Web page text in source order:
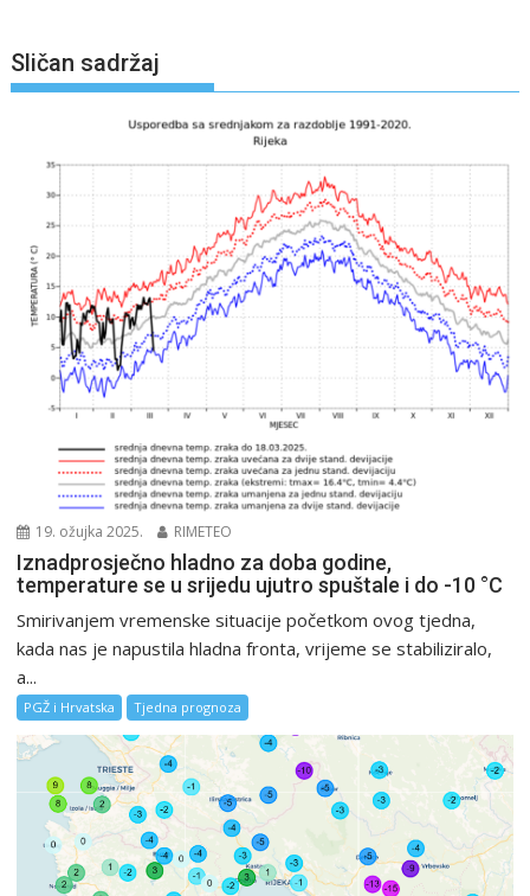
Sličan sadržaj
19. ožujka 2025. RIMETEO
Iznadprosječno hladno za doba godine,
temperature se u srijedu ujutro spuštale i do -10 °C
Smirivanjem vremenske situacije početkom ovog tjedna,
kada nas je napustila hladna fronta, vrijeme se stabiliziralo,
a...
PGŽ i Hrvatska Tjedna prognoza